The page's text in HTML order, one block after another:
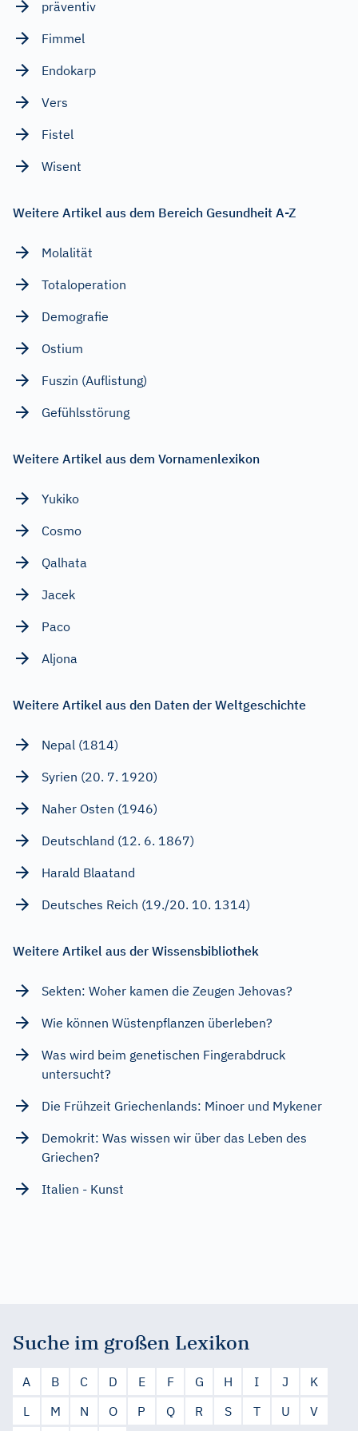
präventiv
Fimmel
Endokarp
Vers
Fistel
Wisent
Weitere Artikel aus dem Bereich Gesundheit A-Z
Molalität
Totaloperation
Demografie
Ostium
Fuszin (Auflistung)
Gefühlsstörung
Weitere Artikel aus dem Vornamenlexikon
Yukiko
Cosmo
Qalhata
Jacek
Paco
Aljona
Weitere Artikel aus den Daten der Weltgeschichte
Nepal (1814)
Syrien (20. 7. 1920)
Naher Osten (1946)
Deutschland (12. 6. 1867)
Harald Blaatand
Deutsches Reich (19./20. 10. 1314)
Weitere Artikel aus der Wissensbibliothek
Sekten: Woher kamen die Zeugen Jehovas?
Wie können Wüstenpflanzen überleben?
Was wird beim genetischen Fingerabdruck
untersucht?
Die Frühzeit Griechenlands: Minoer und Mykener
Demokrit: Was wissen wir über das Leben des
Griechen?
Italien - Kunst
Suche im großen Lexikon
A B C D E F G H I J
K
L
M N O P Q R S T U
V